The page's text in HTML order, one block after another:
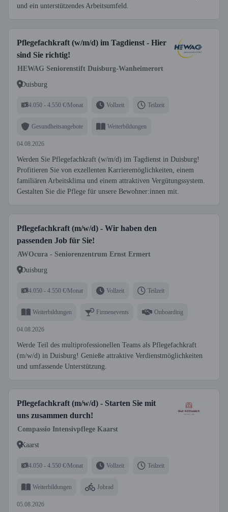
und ein unterstützendes Arbeitsumfeld.
Pflegefachkraft (w/m/d) im Tagdienst - Hier
sind Sie richtig!
HEWAG Seniorenstift Duisburg-Wanheimerort
Duisburg
4.050 - 4.550 €/Monat Vollzeit Teilzeit
Gesundheitsangebote Weiterbildungen
04.08.2026
Werden Sie Pflegefachkraft (w/m/d) im Tagdienst in Duisburg!
Profitieren Sie von exzellenten Karrieremöglichkeiten, einem
familiären Arbeitsklima und einem attraktiven Vergütungssystem.
Gestalten Sie die Pflege für unsere Bewohner:innen mit.
Pflegefachkraft (m/w/d) - Wir haben den
passenden Job für Sie!
AWOcura - Seniorenzentrum Ernst Ermert
Duisburg
4.050 - 4.550 €/Monat Vollzeit Teilzeit
Weiterbildungen Firmenevents Onboarding
04.08.2026
Werde Teil des multiprofessionellen Teams als Pflegefachkraft
(m/w/d) in Duisburg! Genieße attraktive Verdienstmöglichkeiten
und umfassende Unterstützung.
Pflegefachkraft (m/w/d) - Starten Sie mit
uns zusammen durch!
Compassio Intensivpflege Kaarst
Kaarst
4.050 - 4.550 €/Monat Vollzeit Teilzeit
Weiterbildungen Jobrad
05.08.2026